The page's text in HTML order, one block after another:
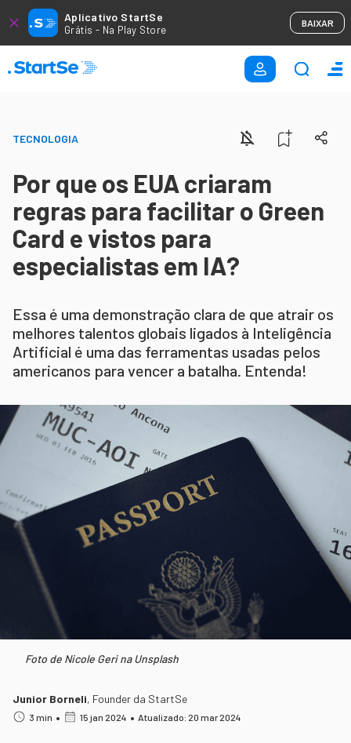
Aplicativo StartSe
Grátis - Na Play Store
BAIXAR
TECNOLOGIA
Por que os EUA criaram
regras para facilitar o Green
Card e vistos para
especialistas em IA?
Essa é uma demonstração clara de que atrair os
melhores talentos globais ligados à Inteligência
Artificial é uma das ferramentas usadas pelos
americanos para vencer a batalha. Entenda!
Foto de Nicole Geri na Unsplash
Junior Borneli, Founder da StartSe
3 min • 15 jan 2024 • Atualizado: 20 mar 2024